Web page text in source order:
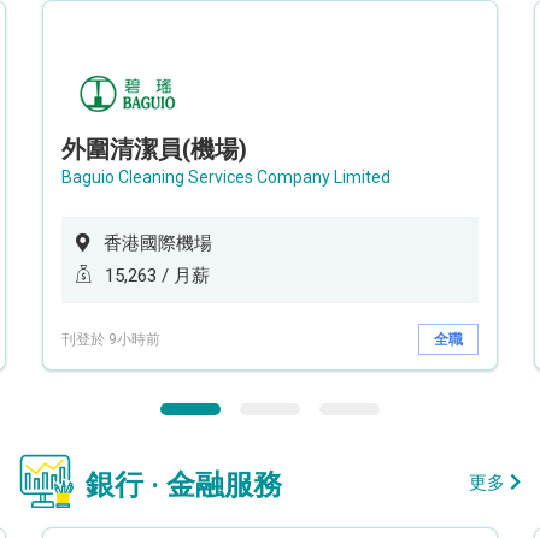
外圍清潔員(機場)
Baguio Cleaning Services Company Limited
香港國際機場
15,263 / 月薪
刊登於 9小時前 全職
銀行 · 金融服務 更多